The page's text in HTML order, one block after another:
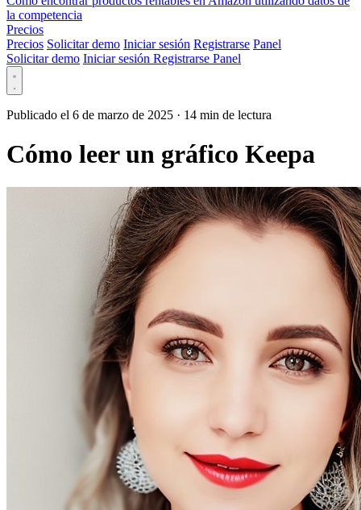
la competencia
Precios
Precios Solicitar demo Iniciar sesión Registrarse Panel
Solicitar demo Iniciar sesión Registrarse Panel
Publicado el 6 de marzo de 2025 · 14 min de lectura
Cómo leer un gráfico Keepa